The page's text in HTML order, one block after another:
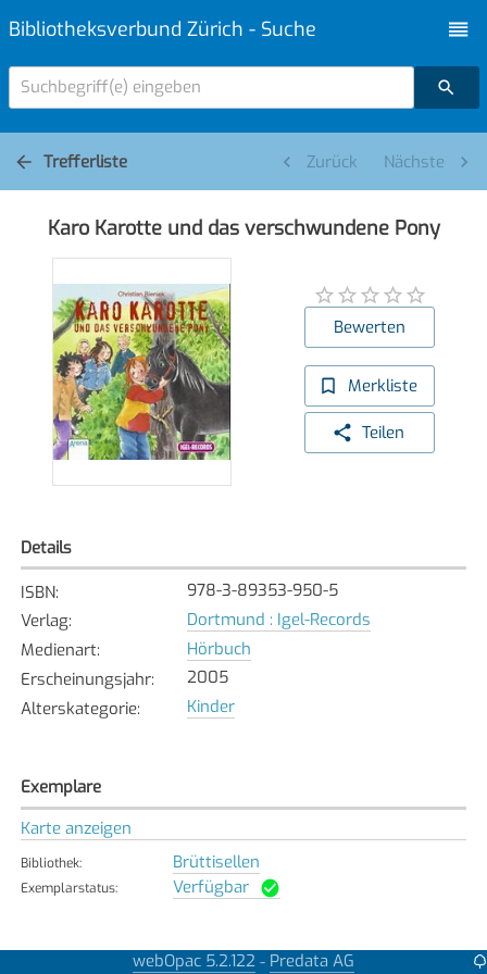
Bibliotheksverbund Zürich - Suche
Suchbegriff(e) eingeben
Trefferliste Zurück Nächste
Karo Karotte und das verschwundene Pony
Bewerten
Merkliste
Teilen
Details
ISBN:
978-3-89353-950-5
Verlag:
Dortmund : Igel-Records
Medienart:
Hörbuch
Erscheinungsjahr:
2005
Alterskategorie: Kinder
Exemplare
Karte anzeigen
Bibliothek: Brüttisellen
Exemplarstatus: Verfügbar
webOpac 5.2.122 - Predata AG